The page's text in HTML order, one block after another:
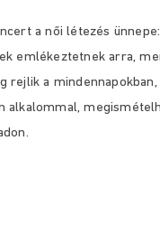
a női létezés
emlékeztetnek arra,
rejlik a mindennapokban,
alkalommal,